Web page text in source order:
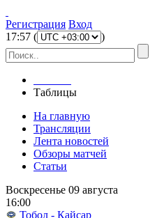
Регистрация Вход
17:57 ( )
Таблицы
На главную
Трансляции
Лента новостей
Обзоры матчей
Статьи
Воскресенье 09 августа
16:00
Тобол - Кайсар